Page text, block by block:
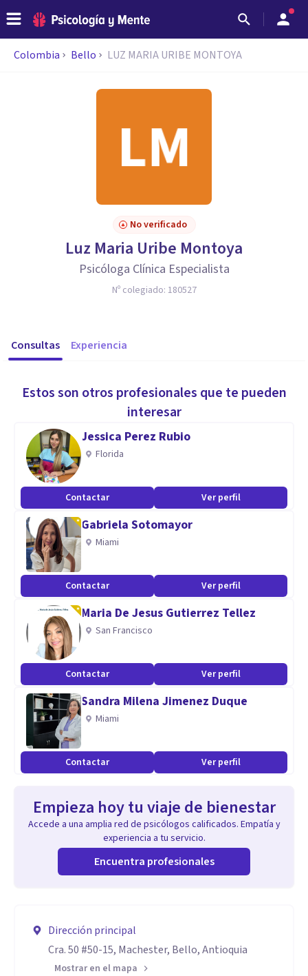
Colombia Bello LUZ MARIA URIBE MONTOYA
No verificado
Luz Maria Uribe Montoya
Psicóloga Clínica Especialista
Nº colegiado: 180527
Consultas Experiencia
Estos son otros profesionales que te pueden
interesar
Jessica Perez Rubio
Florida
Contactar Ver perfil
Gabriela Sotomayor
Miami
Contactar Ver perfil
Maria De Jesus Gutierrez Tellez
San Francisco
Contactar Ver perfil
Sandra Milena Jimenez Duque
Miami
Contactar Ver perfil
Empieza hoy tu viaje de bienestar
Accede a una amplia red de psicólogos calificados. Empatía y
experiencia a tu servicio.
Encuentra profesionales
Dirección principal
Cra. 50 #50-15, Machester, Bello, Antioquia
Mostrar en el mapa